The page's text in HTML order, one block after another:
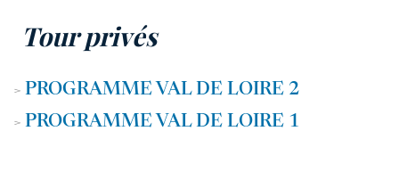
Tour privés
> PROGRAMME VAL DE LOIRE 2
> PROGRAMME VAL DE LOIRE 1